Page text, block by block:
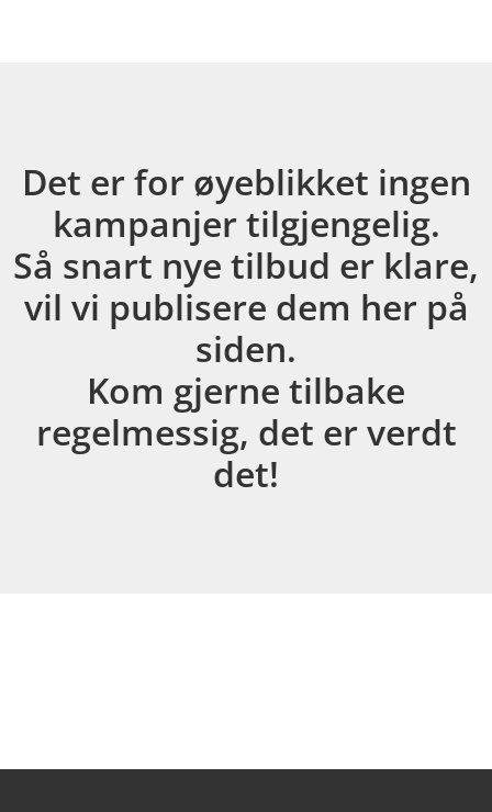
Det er for øyeblikket ingen
kampanjer tilgjengelig.
Så snart nye tilbud er klare,
vil vi publisere dem her på
siden.
Kom gjerne tilbake
regelmessig, det er verdt
det!